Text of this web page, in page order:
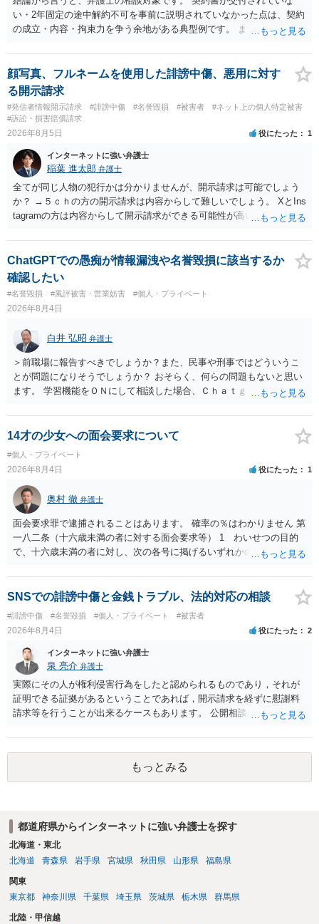
い・2年固定の途中解約不可を事前に説明されていなかった点は、契約
の成立・内容・拘束力を争う余地がある典型例です。 まずは、運営と
みてはいかがでしょうか。 また同時並行で（もしまだされていないの
であれば）書面で退所意思の明確化はしておくべきだと考えます。
顔写真、フルネームを使用した誹謗中傷、悪用に対す
る開示請求
#発信者情報開示請求 #誹謗中傷 #名誉毀損 #被害者
#ネット上の個人特定被害
#訴訟・損害賠償請求
2026年8月5日 役にたった 1
インターネットに強い弁護士
稲葉 進太郎 弁護士
全てが同じ人物の犯行かは分かりませんが、開示請求は可能でしょう
か？ →５ｃｈの方の開示請求は内容からして難しいでしょう。 XとIns
tagramの方は内容からして開示請求ができる可能性が高いでしょう。
いでしょう。７月中にアカウントが削除されている場合、今から進め
ても失敗する可能性が高いように思われます。 相手を特定できた場
合、相手に全ての弁護士費用を負担させることは可能でしょうか？ →
訴訟外の交渉で相手方が認めれば負担させることができるでしょう。
訴訟で判決となった場合は、実際の弁護士費用が認められる場合と認
められない場合があり何ともいえないところでしょう。
ChatGPTでの愚痴が情報漏洩や名誉毀損に該当するか
確認したい
#名誉毀損 #風評被害・営業妨害 #個人・プライベート
2026年8月4日
白井 弘昭 弁護士
＞前職場に報告すべきでしょうか？また、民事や刑事ではどういうこ
とが問題になりそうでしょうか？ おそらく、何らの問題もないと思い
ます。 学習機能をＯＮにして相談した場合、Ｃｈａｔｇｐｔがｏｐｅ
する可能性がありますが、個人名や会社名を特定していない限り、一
般論として抽象化されて回答に織り込まれる可能性が生じるにすぎま
せんので、その情報自体が、秘密情報に当たるとは思えませんし、名
誉棄損として、個人や会社に対する誹謗中傷の不特定多数への公開に
当たるとも思われません。 もちろん、誰がその内容をｃｈａｔｇｐｔ
に入力したかも第三者にしられることはないので、個人や会社の特定
をせずに書き込んだことで（おそらく特定して書き込んだとして
も）、相談者さんが刑事民事の責任に問われることはないでしょう。
私見ながらご参考まで。
14才の少女への面会要求について
#個人・プライベート
2026年8月4日 役にたった 1
奥村 徹 弁護士
面会要求罪で逮捕されることはあります。 確率の％はわかりません 第
一八二条（十六歳未満の者に対する面会要求等） 1 わいせつの目的
で、十六歳未満の者に対し、次の各号に掲げるいずれかの行為をした
が生まれた日より五年以上前の日に生まれた者に限る。）は、一年以
下の拘禁刑又は五十万円以下の罰金に処する。 一 威迫し、偽計を用
い又は誘惑して面会を要求すること。 二 拒まれたにもかかわらず、
反復して面会を要求すること。 三 金銭その他の利益を供与し、又は
その申込み若しくは約束をして面会を要求すること。 2前項の罪を犯
し、よってわいせつの目的で当該十六歳未満の者と面会をした者は、
二年以下の拘禁刑又は百万円以下の罰金に処する。
SNSでの誹謗中傷と金銭トラブル、法的対応の相談
#誹謗中傷 #名誉毀損 #個人・プライベート #被害者
2026年8月4日 役にたった 2
インターネットに強い弁護士
泉 亮介 弁護士
実際にその人が権利侵害行為をしたと認められるものであり，それが
証明できる証拠があるということであれば，開示請求を経ずに慰謝料
請求等を行うことが出来るケースもあります。 公開相談の場では回答
に個別に相談されると良いでしょう。
もっとみる
都道府県からインターネットに強い弁護士を探す
北海道・東北
北海道
青森県 岩手県 宮城県 秋田県 山形県 福島県
関東
東京都
神奈川県 千葉県 埼玉県 茨城県 栃木県 群馬県
北陸・甲信越